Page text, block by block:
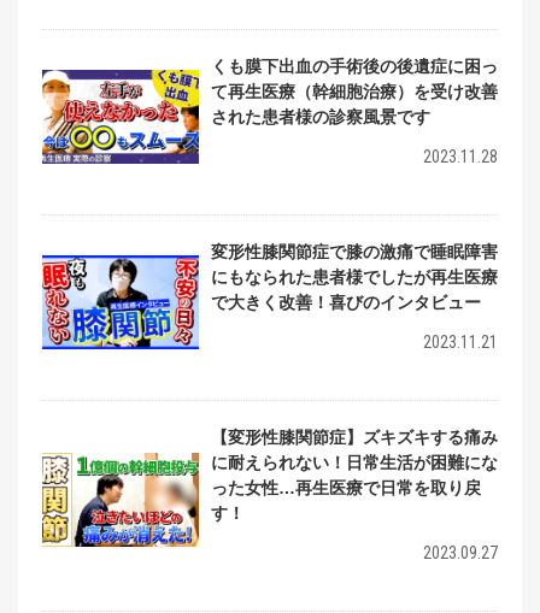
くも膜下出血の手術後の後遺症に困っ
て再生医療（幹細胞治療）を受け改善
された患者様の診察風景です
2023.11.28
変形性膝関節症で膝の激痛で睡眠障害
にもなられた患者様でしたが再生医療
で大きく改善！喜びのインタビュー
2023.11.21
【変形性膝関節症】ズキズキする痛み
に耐えられない！日常生活が困難にな
った女性…再生医療で日常を取り戻
す！
2023.09.27